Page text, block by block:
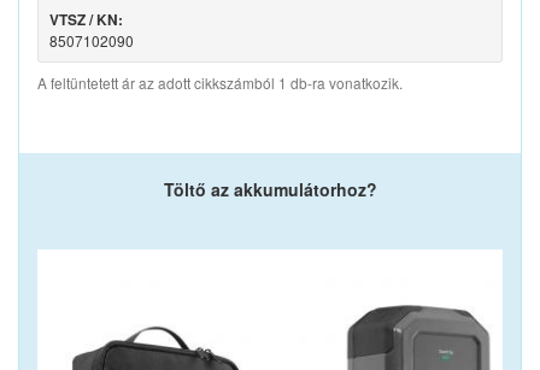
VTSZ / KN:
8507102090
A feltüntetett ár az adott cikkszámból 1 db-ra vonatkozik.
Töltő az akkumulátorhoz?